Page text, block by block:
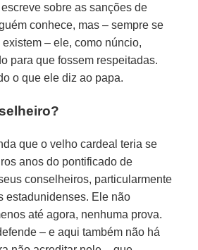
escreve sobre as sanções de
conhece, mas – sempre se
– ele, como núncio,
para que fossem respeitadas.
o que ele diz ao papa.
que o velho cardeal teria se
anos do pontificado de
conselheiros, particularmente
estadunidenses. Ele não
até agora, nenhuma prova.
– e aqui também não há